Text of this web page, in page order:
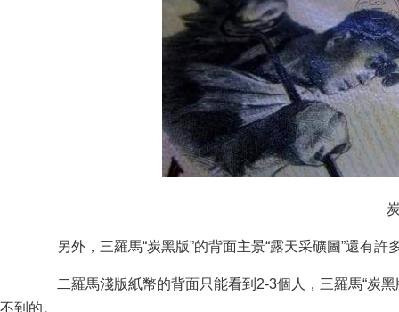
炭
另外，三羅馬“炭黑版”的背面主景“露天采礦圖”還有許多
二羅馬淺版紙幣的背面只能看到2-3個人，三羅馬“炭
不到的。